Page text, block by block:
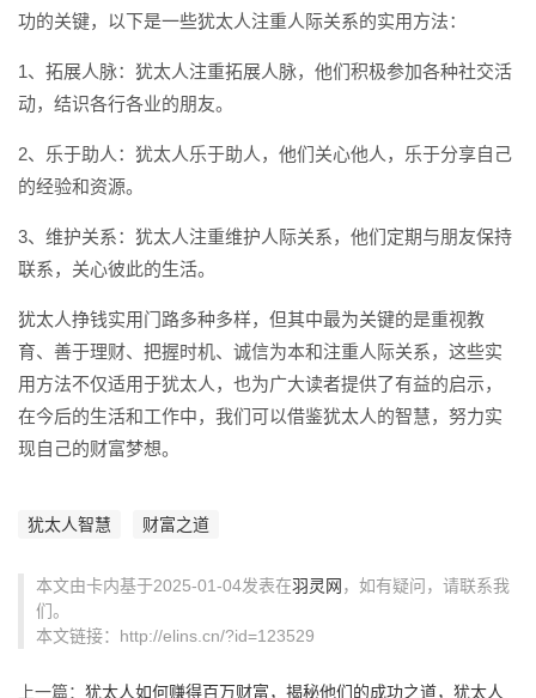
功的关键，以下是一些犹太人注重人际关系的实用方法：
1、拓展人脉：犹太人注重拓展人脉，他们积极参加各种社交活
动，结识各行各业的朋友。
2、乐于助人：犹太人乐于助人，他们关心他人，乐于分享自己
的经验和资源。
3、维护关系：犹太人注重维护人际关系，他们定期与朋友保持
联系，关心彼此的生活。
犹太人挣钱实用门路多种多样，但其中最为关键的是重视教
育、善于理财、把握时机、诚信为本和注重人际关系，这些实
用方法不仅适用于犹太人，也为广大读者提供了有益的启示，
在今后的生活和工作中，我们可以借鉴犹太人的智慧，努力实
现自己的财富梦想。
犹太人智慧 财富之道
本文由卡内基于2025-01-04发表在羽灵网 ，如有疑问，请联系我
们。
本文链接：http://elins.cn/?id=123529
上一篇： 犹太人如何赚得百万财富，揭秘他们的成功之道，犹太人